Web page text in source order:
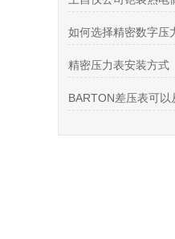
如何选择精密数字压
精密压力表安装方式